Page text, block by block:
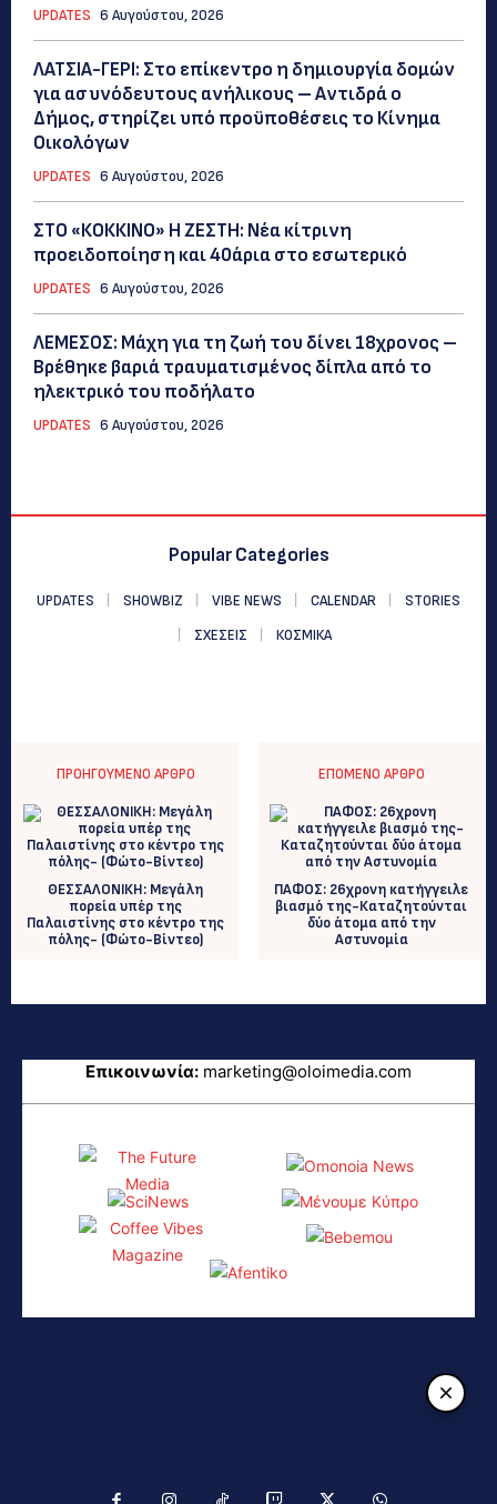
UPDATES 6 Αυγούστου, 2026
ΛΑΤΣΙΑ-ΓΕΡΙ: Στο επίκεντρο η δημιουργία δομών
για ασυνόδευτους ανήλικους – Αντιδρά ο
Δήμος, στηρίζει υπό προϋποθέσεις το Κίνημα
Οικολόγων
UPDATES 6 Αυγούστου, 2026
ΣΤΟ «ΚΟΚΚΙΝΟ» Η ΖΕΣΤΗ: Νέα κίτρινη
προειδοποίηση και 40άρια στο εσωτερικό
UPDATES 6 Αυγούστου, 2026
ΛΕΜΕΣΟΣ: Μάχη για τη ζωή του δίνει 18χρονος –
Βρέθηκε βαριά τραυματισμένος δίπλα από το
ηλεκτρικό του ποδήλατο
UPDATES 6 Αυγούστου, 2026
Popular Categories
UPDATES SHOWBIZ VIBE NEWS CALENDAR
STORIES
ΣΧΕΣΕΙΣ
ΚΟΣΜΙΚΑ
ΠΡΟΗΓΟΎΜΕΝΟ ΆΡΘΡΟ
ΘΕΣΣΑΛΟΝΙΚΗ: Μεγάλη
πορεία υπέρ της
Παλαιστίνης στο κέντρο της
πόλης- (Φώτο-Βίντεο)
ΕΠΌΜΕΝΟ ΆΡΘΡΟ
ΠΑΦΟΣ: 26χρονη κατήγγειλε
βιασμό της-Καταζητούνται
δύο άτομα από την
Αστυνομία
Επικοινωνία: marketing@oloimedia.com